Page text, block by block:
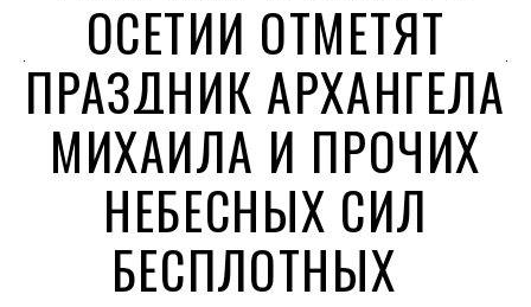
ОСЕТИИ ОТМЕТЯТ
ПРАЗДНИК АРХАНГЕЛА
МИХАИЛА И ПРОЧИХ
НЕБЕСНЫХ СИЛ
БЕСПЛОТНЫХ